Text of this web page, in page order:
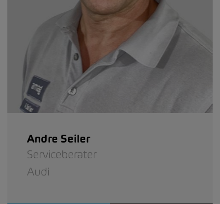
Andre Seiler
Serviceberater
Audi